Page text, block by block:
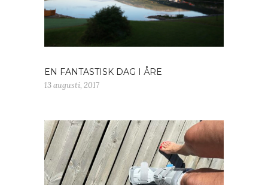
EN FANTASTISK DAG I ÅRE
13 augusti, 2017